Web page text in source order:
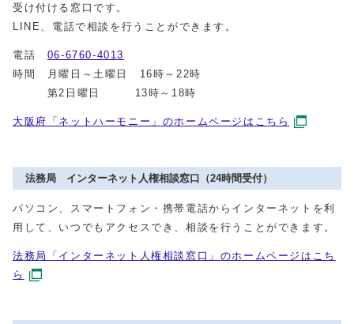
受け付ける窓口です。
LINE、電話で相談を行うことができます。
電話 06-6760-4013
時間 月曜日～土曜日 16時～22時
第2日曜日 13時～18時
大阪府「ネットハーモニー」のホームページはこちら
法務局 インターネット人権相談窓口（24時間受付）
パソコン、スマートフォン・携帯電話からインターネットを利
用して、いつでもアクセスでき、相談を行うことができます。
法務局「インターネット人権相談窓口」のホームページはこち
ら